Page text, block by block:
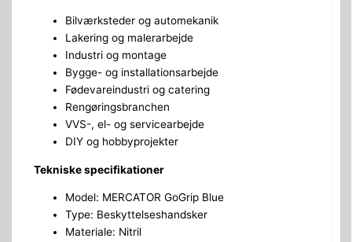
Bilværksteder og automekanik
Lakering og malerarbejde
Industri og montage
Bygge- og installationsarbejde
Fødevareindustri og catering
Rengøringsbranchen
VVS-, el- og servicearbejde
DIY og hobbyprojekter
Tekniske specifikationer
Model: MERCATOR GoGrip Blue
Type: Beskyttelseshandsker
Materiale: Nitril